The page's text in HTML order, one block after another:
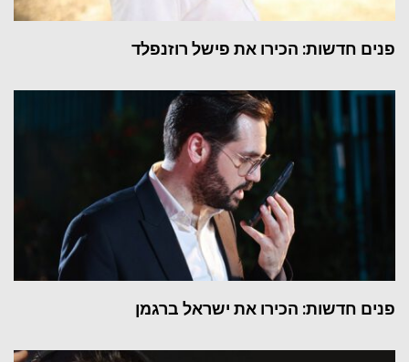
פנים חדשות: הכירו את פישל רוזנפלד
פנים חדשות: הכירו את ישראל ברגמן